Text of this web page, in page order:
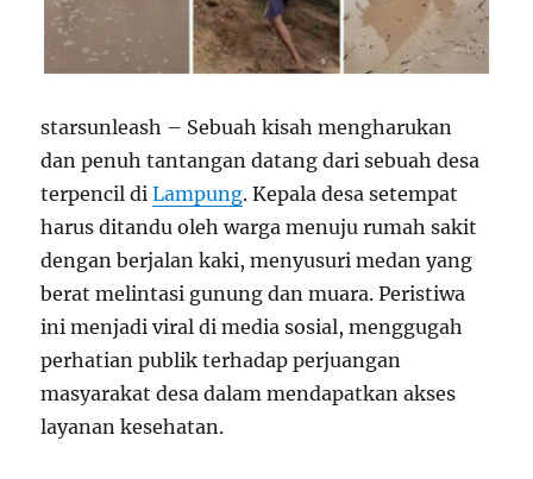
starsunleash – Sebuah kisah mengharukan
dan penuh tantangan datang dari sebuah desa
terpencil diLampung. Kepala desa setempat
harus ditandu oleh warga menuju rumah sakit
dengan berjalan kaki, menyusuri medan yang
berat melintasi gunung dan muara. Peristiwa
ini menjadi viral di media sosial, menggugah
perhatian publik terhadap perjuangan
masyarakat desa dalam mendapatkan akses
layanan kesehatan.